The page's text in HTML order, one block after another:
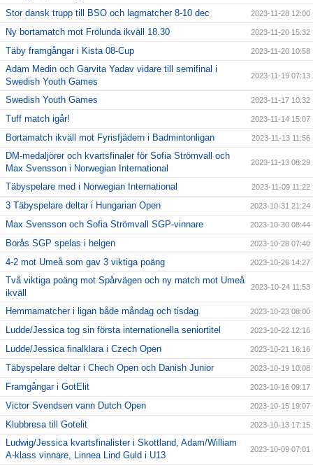
Stor dansk trupp till BSO och lagmatcher 8-10 dec 2023-11-28 12:00
Ny bortamatch mot Frölunda ikväll 18.30 2023-11-20 15:32
Täby framgångar i Kista 08-Cup 2023-11-20 10:58
Adam Medin och Garvita Yadav vidare till semifinal i
Swedish Youth Games
2023-11-19 07:13
Swedish Youth Games 2023-11-17 10:32
Tuff match igår! 2023-11-14 15:07
Bortamatch ikväll mot Fyrisfjädern i Badmintonligan 2023-11-13 11:56
DM-medaljörer och kvartsfinaler för Sofia Strömvall och
Max Svensson i Norwegian International
2023-11-13 08:29
Täbyspelare med i Norwegian International 2023-11-09 11:22
3 Täbyspelare deltar i Hungarian Open 2023-10-31 21:24
Max Svensson och Sofia Strömvall SGP-vinnare 2023-10-30 08:44
Borås SGP spelas i helgen 2023-10-28 07:40
4-2 mot Umeå som gav 3 viktiga poäng 2023-10-26 14:27
Två viktiga poäng mot Spårvägen och ny match mot Umeå
ikväll
2023-10-24 11:53
Hemmamatcher i ligan både måndag och tisdag 2023-10-23 08:00
Ludde/Jessica tog sin första internationella seniortitel 2023-10-22 12:16
Ludde/Jessica finalklara i Czech Open 2023-10-21 16:16
Täbyspelare deltar i Chech Open och Danish Junior 2023-10-19 10:08
Framgångar i GotElit 2023-10-16 09:17
Victor Svendsen vann Dutch Open 2023-10-15 19:07
Klubbresa till Gotelit 2023-10-13 17:15
Ludwig/Jessica kvartsfinalister i Skottland, Adam/William
A-klass vinnare, Linnea Lind Guld i U13
2023-10-09 07:01